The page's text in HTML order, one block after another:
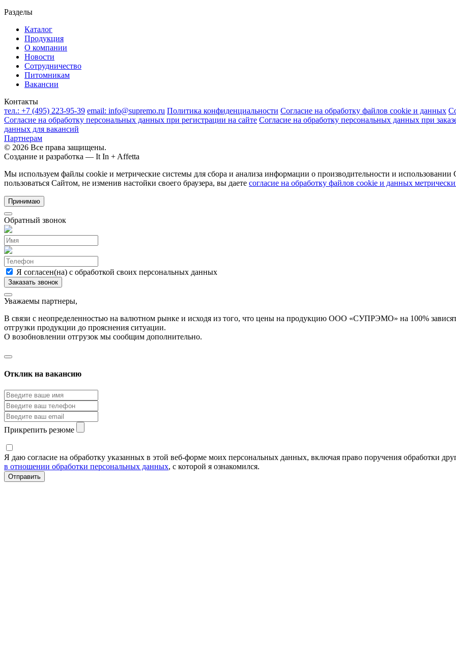
Разделы
Каталог
Продукция
О компании
Новости
Сотрудничество
Питомникам
Вакансии
Контакты
тел.: +7 (495) 223-95-39 email: info@supremo.ru Политика конфиденциальности Согласие на обработку файлов cookie и данных
Согласие на обработку персональных данных при регистрации на сайте Согласие на обработку персональных данных при
данных для вакансий
Партнерам
© 2026 Все права защищены.
Создание и разработка — It In + Affetta
Мы используем файлы cookie и метрические системы для сбора и анализа информации о производительности и
пользоваться Сайтом, не изменив настойки своего браузера, вы даете согласие на обработку файлов cookie и данных
Принимаю
Обратный звонок
Я согласен(на) с обработкой своих персональных данных
Уважаемы партнеры,
В связи с неопределенностью на валютном рынке и исходя из того, что цены на продукцию ООО «СУПРЭМО» на 100%
отгрузки продукции до прояснения ситуации.
О возобновлении отгрузок мы сообщим дополнительно.
Отклик на вакансию
Прикрепить резюме
Я даю согласие на обработку указанных в этой веб-форме моих персональных данных, включая право поручения обработки
в отношении обработки персональных данных, с которой я ознакомился.